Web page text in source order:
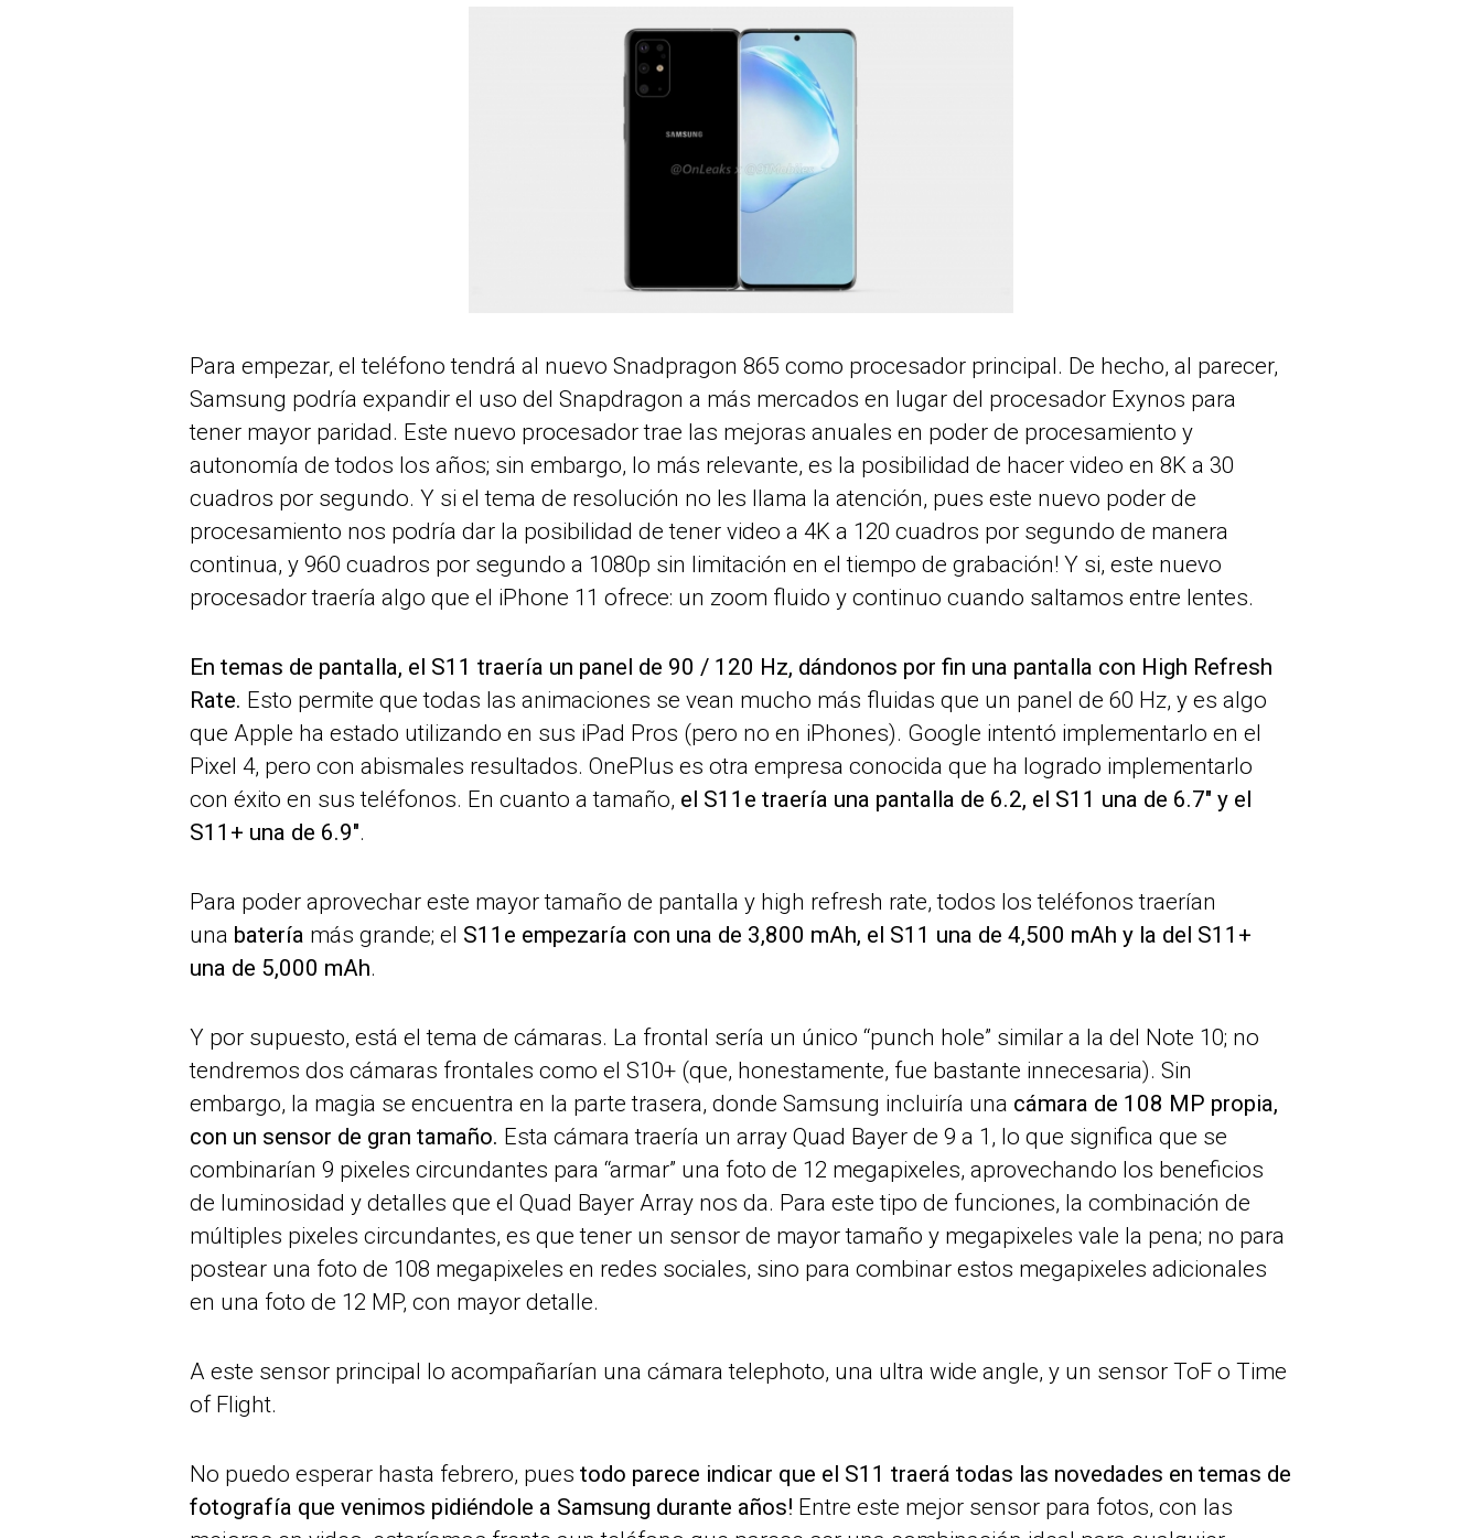
Para empezar, el teléfono tendrá al nuevo Snadpragon 865 como procesador principal. De hecho, al parecer,
Samsung podría expandir el uso del Snapdragon a más mercados en lugar del procesador Exynos para
tener mayor paridad. Este nuevo procesador trae las mejoras anuales en poder de procesamiento y
autonomía de todos los años; sin embargo, lo más relevante, es la posibilidad de hacer video en 8K a 30
cuadros por segundo. Y si el tema de resolución no les llama la atención, pues este nuevo poder de
procesamiento nos podría dar la posibilidad de tener video a 4K a 120 cuadros por segundo de manera
continua, y 960 cuadros por segundo a 1080p sin limitación en el tiempo de grabación! Y si, este nuevo
procesador traería algo que el iPhone 11 ofrece: un zoom fluido y continuo cuando saltamos entre lentes.
En temas de pantalla, el S11 traería un panel de 90 / 120 Hz, dándonos por fin una pantalla con High Refresh
Rate. Esto permite que todas las animaciones se vean mucho más fluidas que un panel de 60 Hz, y es algo
que Apple ha estado utilizando en sus iPad Pros (pero no en iPhones). Google intentó implementarlo en el
Pixel 4, pero con abismales resultados. OnePlus es otra empresa conocida que ha logrado implementarlo
con éxito en sus teléfonos. En cuanto a tamaño, el S11e traería una pantalla de 6.2, el S11 una de 6.7″ y el
S11+ una de 6.9″.
Para poder aprovechar este mayor tamaño de pantalla y high refresh rate, todos los teléfonos traerían
una batería más grande; el S11e empezaría con una de 3,800 mAh, el S11 una de 4,500 mAh y la del S11+
una de 5,000 mAh.
Y por supuesto, está el tema de cámaras. La frontal sería un único “punch hole” similar a la del Note 10; no
tendremos dos cámaras frontales como el S10+ (que, honestamente, fue bastante innecesaria). Sin
embargo, la magia se encuentra en la parte trasera, donde Samsung incluiría una cámara de 108 MP propia,
con un sensor de gran tamaño. Esta cámara traería un array Quad Bayer de 9 a 1, lo que significa que se
combinarían 9 pixeles circundantes para “armar” una foto de 12 megapixeles, aprovechando los beneficios
de luminosidad y detalles que el Quad Bayer Array nos da. Para este tipo de funciones, la combinación de
múltiples pixeles circundantes, es que tener un sensor de mayor tamaño y megapixeles vale la pena; no para
postear una foto de 108 megapixeles en redes sociales, sino para combinar estos megapixeles adicionales
en una foto de 12 MP, con mayor detalle.
A este sensor principal lo acompañarían una cámara telephoto, una ultra wide angle, y un sensor ToF o Time
of Flight.
No puedo esperar hasta febrero, pues todo parece indicar que el S11 traerá todas las novedades en temas de
fotografía que venimos pidiéndole a Samsung durante años! Entre este mejor sensor para fotos, con las